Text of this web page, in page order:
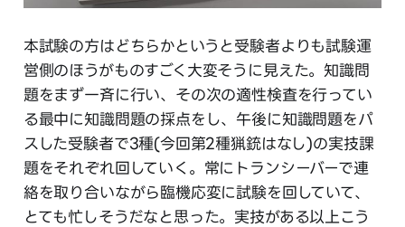
本試験の方はどちらかというと受験者よりも試験運
営側のほうがものすごく大変そうに見えた。知識問
題をまず一斉に行い、その次の適性検査を行ってい
る最中に知識問題の採点をし、午後に知識問題をパ
スした受験者で3種(今回第2種猟銃はなし)の実技課
題をそれぞれ回していく。常にトランシーバーで連
絡を取り合いながら臨機応変に試験を回していて、
とても忙しそうだなと思った。実技がある以上こう